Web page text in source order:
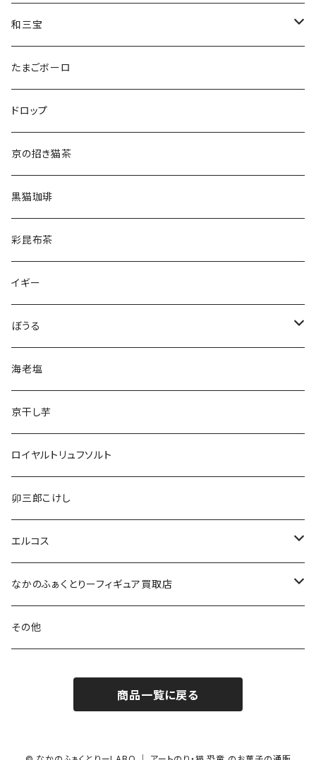
ねこさんわさんぼん
ねこさんギフト
和三宝
猫
それ以外
たまごボーロ
ドロップ
京の招き猫茶
黒猫珈琲
彩昆布茶
イギー
ぼうる
きょうりゅうぼうる
どうぶつぼうる
海老塩
京干し芋
ロイヤルトリュフソルト
卯三郎こけし
エルコス
セラップ
アシッドイレイザー
なかのふぁくとりーフィギュア買取店
フィギュア
その他
商品一覧に戻る